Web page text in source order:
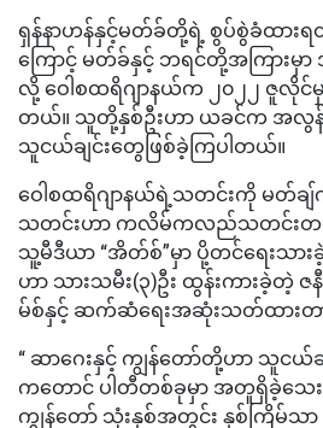
ရှန်နာဟန်နှင့်မတ်ခ်တို့ရဲ့ စွပ်စွဲခံထား
ကြောင့် မတ်ခ်နှင့် ဘရင်တို့အကြားမှ
လို့ ဝေါစထရိဂျာနယ်က ၂၀၂၂ ဇူလိုင်မှ
တယ်။ သူတို့နှစ်ဦးဟာ ယခင်က အလွန်
သူငယ်ချင်းတွေဖြစ်ခဲ့ကြပါတယ်။
ဝေါစထရိဂျာနယ်ရဲ့သတင်းကို မတ်ချ်
သတင်းဟာ ကလိမ်ကလည်သတင်းတ
သူ့မီဒီယာ “အိတ်စ်”မှာ ပို့တင်ရေးသ
ဟာ သားသမီး(၃)ဦး ထွန်းကားခဲ့တဲ့
မ်စ်နှင့် ဆက်ဆံရေးအဆုံးသတ်ထားတာ
“ ဆာဂေးနှင့် ကျွန်တော်တို့ဟာ သူငယ်ခ
ကတောင် ပါတီတစ်ခုမှာ အတူရှိခဲ့သ
ကျွန်တော် သုံးနှစ်အတွင်း နှစ်ကြိမ်သ